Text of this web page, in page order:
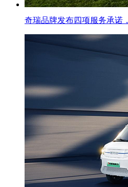
奇瑞品牌发布四项服务承诺